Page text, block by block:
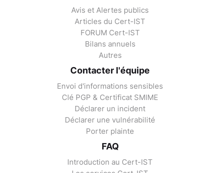
Avis et Alertes publics
Articles du Cert-IST
FORUM Cert-IST
Bilans annuels
Autres
Contacter l'équipe
Envoi d'informations sensibles
Clé PGP & Certificat SMIME
Déclarer un incident
Déclarer une vulnérabilité
Porter plainte
FAQ
Introduction au Cert-IST